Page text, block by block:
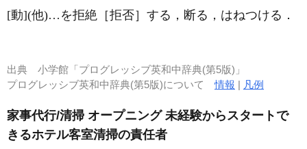
[動](他)…を拒絶［拒否］する，断る，はねつける ．
出典 小学館「プログレッシブ英和中辞典(第5版)」
プログレッシブ英和中辞典(第5版)について情報 | 凡例
家事代行/清掃 オープニング 未経験からスタートで
きるホテル客室清掃の責任者